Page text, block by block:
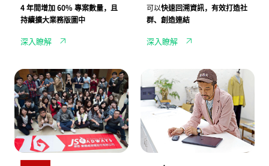
攜
進
能
源
協
助
客
戶
加
速
達
成
4 年間增加 60% 專案數量，且
持續擴大業務版圖中
深入瞭解
共
同
空
打
地
業
社
圈
可以快速回溯資訊，有效打造社
群、創造連結
深入瞭解
整
合
行
銷
廣
告
J
S
A
知
名
選
物
p
l
a
i